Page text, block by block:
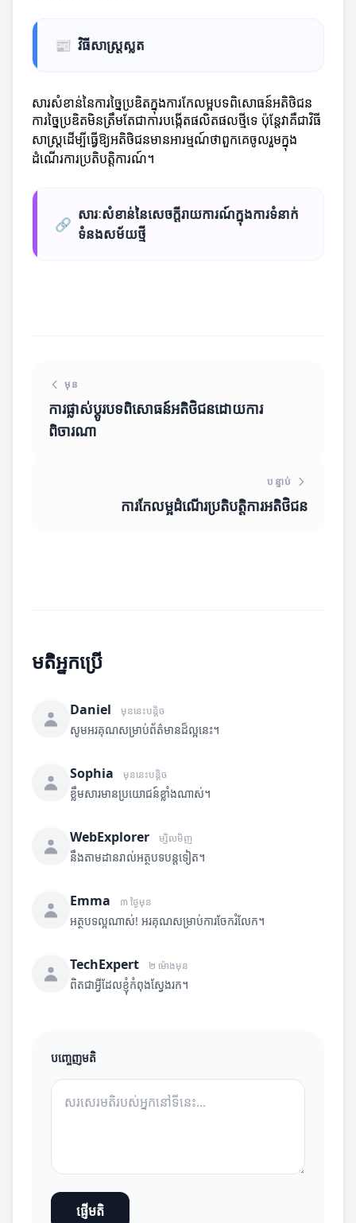
📰 វិធីសាស្ត្រស្លត
សារសំខាន់នៃការច្នៃប្រឌិតក្នុងការកែលម្អបទពិសោធន៍អតិថិជន
ការច្នៃប្រឌិតមិនត្រឹមតែជាការបង្កើតផលិតផលថ្មីទេ ប៉ុន្តែវាគឺជាវិធី
សាស្ត្រដើម្បីធ្វើឱ្យអតិថិជនមានអារម្មណ៍ថាពួកគេចូលរួមក្នុង
ដំណើរការប្រតិបត្តិការណ៍។
🔗
សារៈសំខាន់នៃសេចក្តីរាយការណ៍ក្នុងការទំនាក់
ទំនងសម័យថ្មី
មុន
ការផ្លាស់ប្តូរបទពិសោធន៍អតិថិជនដោយការ
ពិចារណា
បន្ទាប់
ការកែលម្អដំណើរប្រតិបត្តិការអតិថិជន
មតិអ្នកប្រើ
Daniel មុននេះបន្តិច
សូមអរគុណសម្រាប់ព័ត៌មានដ៏ល្អនេះ។
Sophia មុននេះបន្តិច
ខ្លឹមសារមានប្រយោជន៍ខ្លាំងណាស់។
WebExplorer ម្សិលមិញ
នឹងតាមដានរាល់អត្ថបទបន្តទៀត។
Emma ៣ ថ្ងៃមុន
អត្ថបទល្អណាស់! អរគុណសម្រាប់ការចែករំលែក។
TechExpert ២ ម៉ោងមុន
ពិតជាអ្វីដែលខ្ញុំកំពុងស្វែងរក។
បញ្ចេញមតិ
ផ្ញើមតិ